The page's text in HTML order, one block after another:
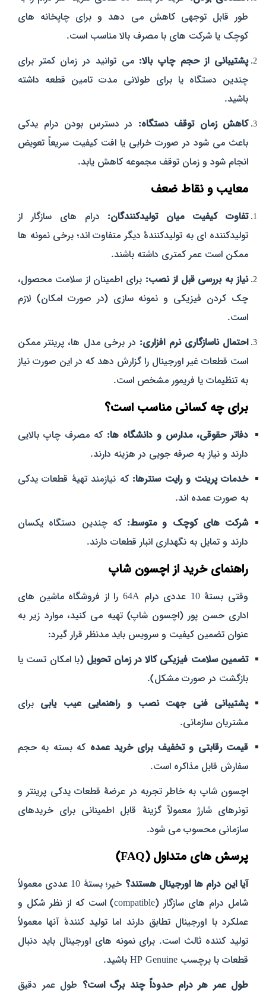
طور قابل‌ توجهی کاهش می‌ دهد و برای چاپخانه‌ های
کوچک یا شرکت‌ های با مصرف بالا مناسب است.
پشتیبانی از حجم چاپ بالا: می‌ توانید در زمان کمتر برای
چندین دستگاه یا برای طولانی‌ مدت تامین قطعه داشته
باشید.
کاهش زمان توقف دستگاه: در دسترس بودن درام یدکی
باعث می‌ شود در صورت خرابی یا افت کیفیت سریعاً تعویض
انجام شود و زمان توقف مجموعه کاهش یابد.
معایب و نقاط ضعف
تفاوت کیفیت میان تولیدکنندگان: درام‌ های سازگار از
تولیدکننده‌ ای به تولیدکنندهٔ دیگر متفاوت‌ اند؛ برخی نمونه‌ ها
ممکن است عمر کمتری داشته باشند.
نیاز به بررسی قبل از نصب: برای اطمینان از سلامت محصول،
چک کردن فیزیکی و نمونه‌ سازی (در صورت امکان) لازم
است.
احتمال ناسازگاری نرم‌ افزاری: در برخی مدل‌ ها، پرینتر ممکن
است قطعات غیر اورجینال را گزارش دهد که در این صورت نیاز
به تنظیمات یا فریمور مشخص است.
برای چه کسانی مناسب است؟
دفاتر حقوقی، مدارس و دانشگاه‌ ها: که مصرف چاپ بالایی
دارند و نیاز به صرفه‌ جویی در هزینه دارند.
خدمات پرینت و رایت‌ سنترها: که نیازمند تهیهٔ قطعات یدکی
به‌ صورت عمده‌ اند.
شرکت‌ های کوچک و متوسط: که چندین دستگاه یکسان
دارند و تمایل به نگهداری انبار قطعات دارند.
راهنمای خرید از اچسون شاپ
وقتی بستهٔ 10 عددی درام 64A را از فروشگاه ماشین‌ های
اداری حسن‌ پور (اچسون شاپ) تهیه می‌ کنید، موارد زیر به‌
عنوان تضمین کیفیت و سرویس باید مدنظر قرار گیرد:
تضمین سلامت فیزیکی کالا در زمان تحویل (با امکان تست یا
بازگشت در صورت مشکل).
پشتیبانی فنی جهت نصب و راهنمایی عیب‌ یابی برای
مشتریان سازمانی.
قیمت رقابتی و تخفیف برای خرید عمده که بسته به حجم
سفارش قابل مذاکره است.
اچسون شاپ به‌ خاطر تجربه در عرضهٔ قطعات یدکی پرینتر و
تونرهای شارژ معمولاً گزینهٔ قابل‌ اطمینانی برای خریدهای
سازمانی محسوب می‌ شود.
پرسش‌ های متداول (FAQ)
آیا این درام‌ ها اورجینال هستند؟
خیر؛ بستهٔ 10 عددی معمولاً
شامل درام‌ های سازگار (compatible) است که از نظر شکل و
عملکرد با اورجینال تطابق دارند اما تولید کنندهٔ آنها معمولاً
تولید کننده ثالث است. برای نمونه‌ های اورجینال باید دنبال
قطعات با برچسب HP Genuine باشید.
طول عمر هر درام حدوداً چند برگ است؟ طول عمر دقیق